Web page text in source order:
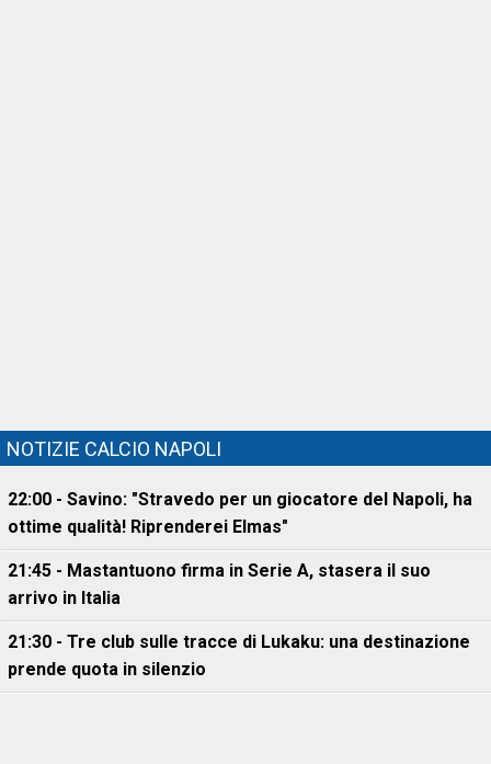
NOTIZIE CALCIO NAPOLI
22:00 - Savino: "Stravedo per un giocatore del Napoli, ha
ottime qualità! Riprenderei Elmas"
21:45 - Mastantuono firma in Serie A, stasera il suo
arrivo in Italia
21:30 - Tre club sulle tracce di Lukaku: una destinazione
prende quota in silenzio